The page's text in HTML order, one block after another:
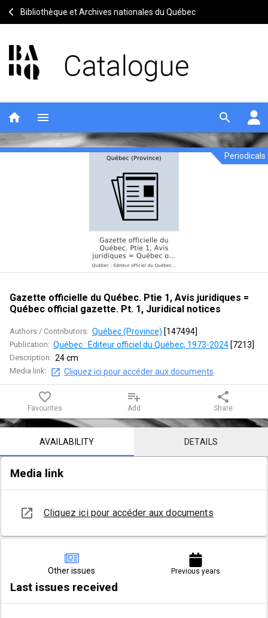
Bibliothèque et Archives nationales du Québec
home menu search
1,
Avis
juridiques
Québec
official
gazette.
1,
Juridical
notices
Periodicals
Gazette officielle du Québec. Ptie 1, Avis juridiques =
Québec official gazette. Pt. 1, Juridical notices
Authors / Contributors: Québec (Province) [147494]
Publication: Québec : Éditeur officiel du Québec, 1973-2024 [7213]
Description: 24 cm
Media link: Cliquez ici pour accéder aux documents
favorite_border
Favourites
playlist_add
Add
share
Share
Notice content
AVAILABILITY DETAILS
Media link
open_in_new Cliquez ici pour accéder aux documents
Last issues received
Other issues Previous years